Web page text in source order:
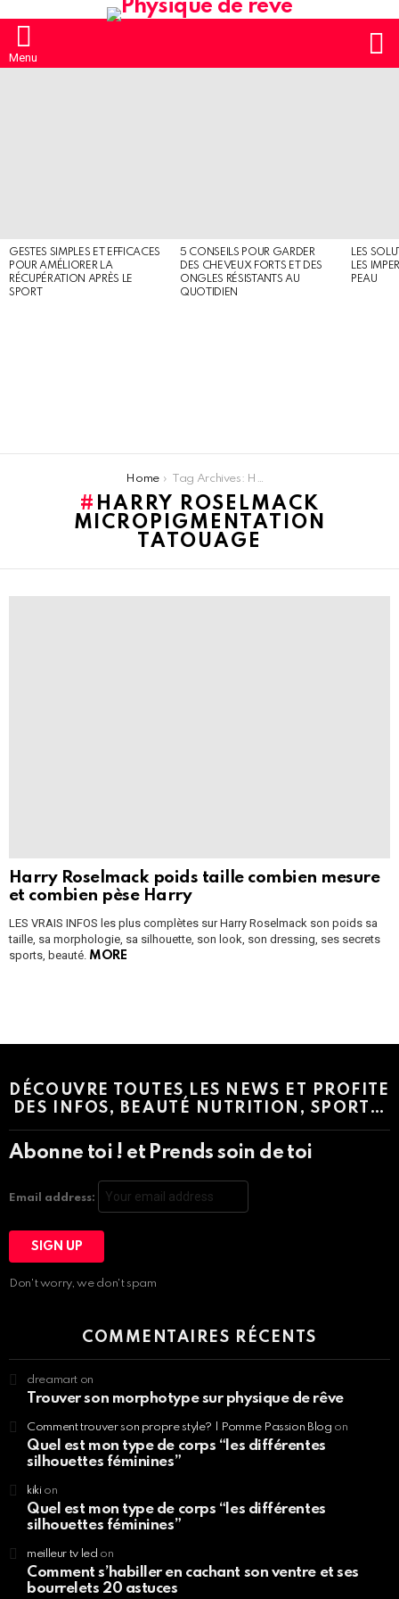
Menu
GESTES SIMPLES ET EFFICACES
POUR AMÉLIORER LA
RÉCUPÉRATION APRÈS LE
SPORT
5 CONSEILS POUR GARDER
DES CHEVEUX FORTS ET DES
ONGLES RÉSISTANTS AU
QUOTIDIEN
LES
LES
PEAU
Home Tag Archives: Harry Roselmack micropigmentation tatouage
HARRY ROSELMACK
MICROPIGMENTATION
TATOUAGE
Harry Roselmack poids taille combien mesure
et combien pèse Harry
LES VRAIS INFOS les plus complètes sur Harry Roselmack son poids sa
taille, sa morphologie, sa silhouette, son look, son dressing, ses secrets
sports, beauté. MORE
DÉCOUVRE TOUTES LES NEWS ET PROFITE
DES INFOS, BEAUTÉ NUTRITION, SPORT…
Abonne toi ! et Prends soin de toi
Email address:
Don't worry, we don't spam
COMMENTAIRES RÉCENTS
dreamart on
Trouver son morphotype sur physique de rêve
Comment trouver son propre style? | Pomme Passion Blog on
Quel est mon type de corps “les différentes
silhouettes féminines”
kikion
Quel est mon type de corps “les différentes
silhouettes féminines”
meilleur tv led on
Comment s’habiller en cachant son ventre et ses
bourrelets 20 astuces